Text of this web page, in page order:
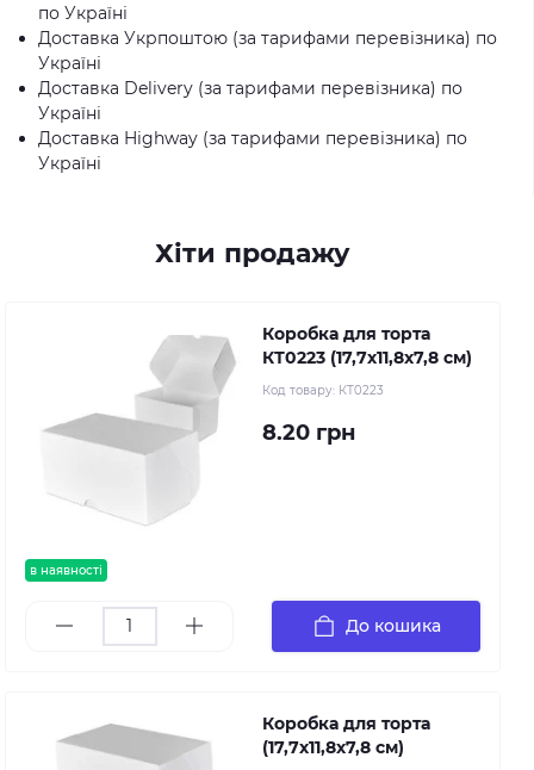
по Україні
Доставка Укрпоштою (за тарифами перевізника) по
Україні
Доставка Delivery (за тарифами перевізника) по
Україні
Доставка Highway (за тарифами перевізника) по
Україні
Хіти продажу
в наявності
Коробка для торта
КТ0223 (17,7х11,8х7,8 см)
Код товару: КТ0223
8.20 грн
До кошика
Коробка для торта
(17,7х11,8х7,8 см)